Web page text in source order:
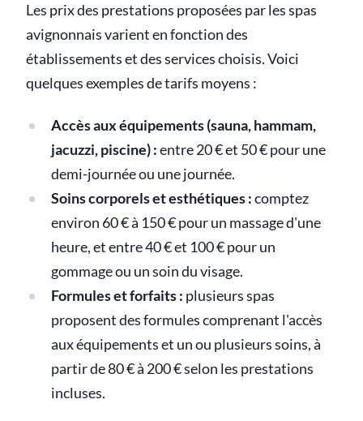
Les prix des prestations proposées par les spas
avignonnais varient en fonction des
établissements et des services choisis. Voici
quelques exemples de tarifs moyens :
Accès aux équipements (sauna, hammam,
jacuzzi, piscine) :entre 20 € et 50 € pour une
demi-journée ou une journée.
Soins corporels et esthétiques :comptez
environ 60 € à 150 € pour un massage d'une
heure, et entre 40 € et 100 € pour un
gommage ou un soin du visage.
Formules et forfaits : plusieurs spas
proposent des formules comprenant l'accès
aux équipements et un ou plusieurs soins, à
partir de 80 € à 200 € selon les prestations
incluses.